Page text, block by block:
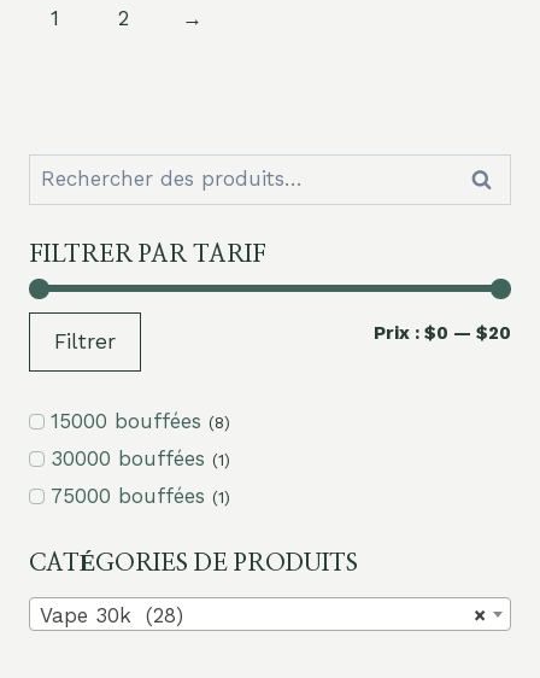
1 2 →
Rechercher
:
FILTRER PAR TARIF
Filtrer Prix : $0 — $20
15000 bouffées (8)
30000 bouffées (1)
75000 bouffées (1)
CATÉGORIES DE PRODUITS
×
Vape 30k (28)